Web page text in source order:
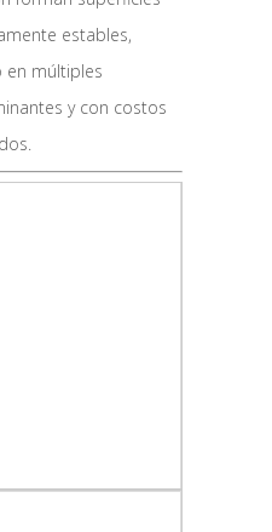
estables,
múltiples
y con costos